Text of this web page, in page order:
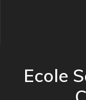
Ecole